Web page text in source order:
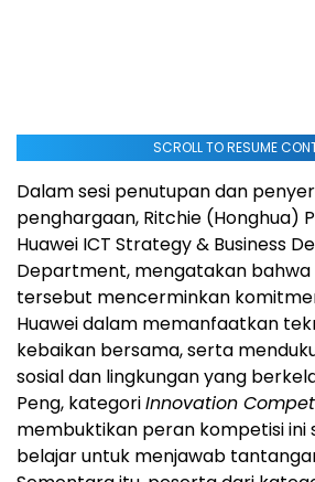
SCROLL TO RESUME
Dalam sesi penutupan dan
penghargaan, Ritchie (Honghua)
Huawei ICT Strategy & Business
Department, mengatakan
tersebut mencerminkan
Huawei dalam memanfaatkan
kebaikan bersama, serta
sosial dan lingkungan yang
Peng, kategoriInnovation
membuktikan peran kompetisi ini
belajar untuk menjawab